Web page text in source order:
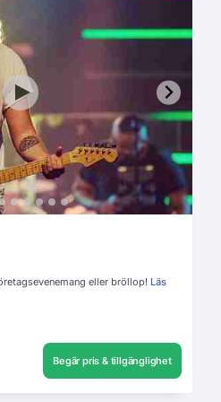
eller bröllop! Läs
Begär pris & tillgänglighet